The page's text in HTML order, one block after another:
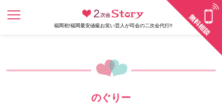
福岡初!福岡最安値級お笑い芸人が司会の二次会代行!!
のぐりー